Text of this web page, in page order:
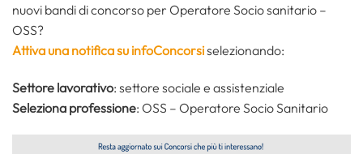
nuovi bandi di concorso per Operatore Socio sanitario –
OSS?
Attiva una notifica su infoConcorsiselezionando:
Settore lavorativo: settore sociale e assistenziale
Seleziona professione: OSS – Operatore Socio Sanitario